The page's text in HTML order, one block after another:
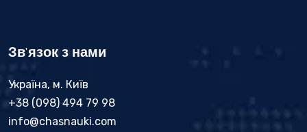
Зв'язок з нами
Україна, м. Київ
+38 (098) 494 79 98
info@chasnauki.com